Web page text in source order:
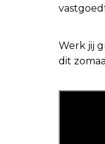
Werk jij
dit